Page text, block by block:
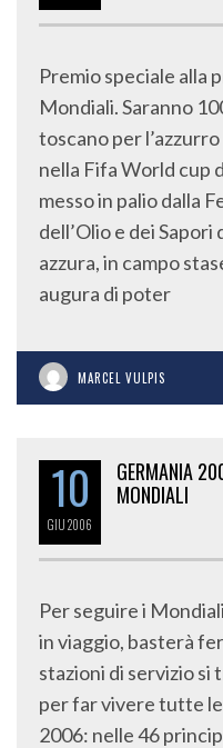
Premio speciale alla
Mondiali. Saranno
toscano per
nella Fifa World cup
messo in palio dalla
dell’Olio e dei Sapori
azzura, in campo
augura di poter
MARCEL VULPIS
10
GIU2006
GERMANIA
MONDIALI
Per seguire i
in viaggio, basterà
stazioni di servizio si
per far vivere tutte
2006: nelle 46